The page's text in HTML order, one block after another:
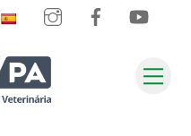
InstagramFacebook